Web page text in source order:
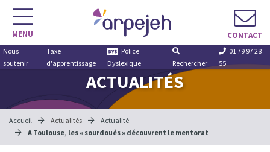
Aller
contenu
MENU CONTACT
Nous
soutenir
Taxe
d'apprentissage
Police
Dyslexique
Rechercher
01 79 97 28
55
ACTUALITÉS
Accueil Actualités
Actualité
A Toulouse, les « sourdoués » découvrent le mentorat